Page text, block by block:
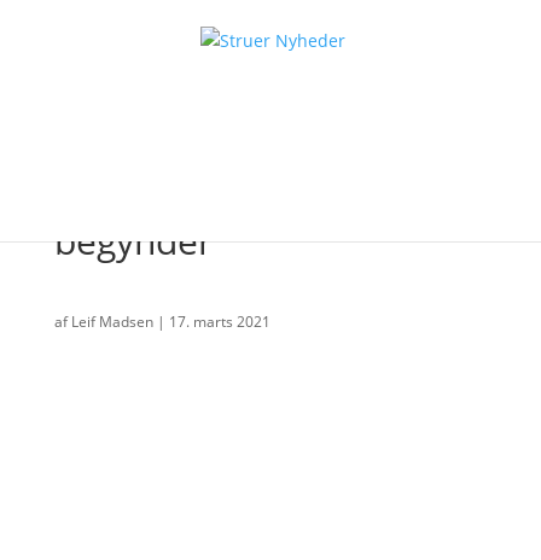
begynder
afLeif Madsen| 17. marts 2021